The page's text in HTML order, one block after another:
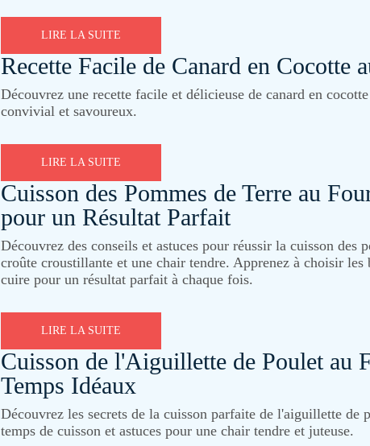
LIRE LA SUITE
Recette Facile de Canard en Cocotte
Découvrez une recette facile et délicieuse de canard en
convivial et savoureux.
LIRE LA SUITE
Cuisson des Pommes de Terre au
pour un Résultat Parfait
Découvrez des conseils et astuces pour réussir la cuisson des
croûte croustillante et une chair tendre. Apprenez à choisir les
cuire pour un résultat parfait à chaque fois.
LIRE LA SUITE
Cuisson de l'Aiguillette de Poulet au
Temps Idéaux
Découvrez les secrets de la cuisson parfaite de l'aiguillette de
temps de cuisson et astuces pour une chair tendre et juteuse.